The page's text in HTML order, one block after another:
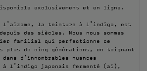
exclusivement et en ligne.
l’aizome, la teinture à l’indigo, est
des siècles. Nous nous sommes
familial qui perfectionne ce
plus de cinq générations, en teignant
d’innombrables nuances
à l’indigo japonais fermenté (ai),